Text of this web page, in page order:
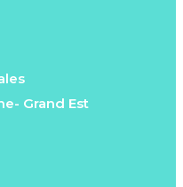
Grand Est